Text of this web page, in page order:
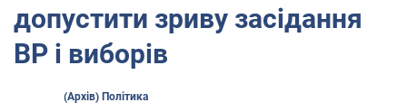
допустити зриву засідання
ВР і виборів
(Архів) Політика